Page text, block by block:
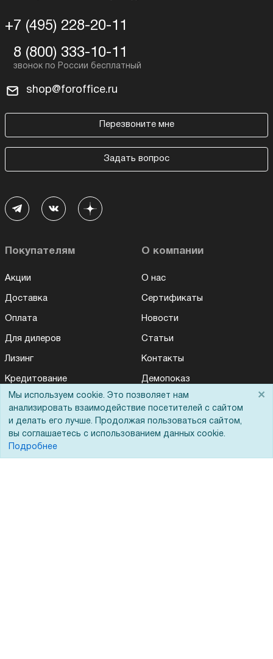
+7 (495) 228-20-11
8 (800) 333-10-11
shop@foroffice.ru
Перезвоните мне
Задать вопрос
Покупателям
Акции
Доставка
Оплата
Для дилеров
Лизинг
Кредитование
Госучреждениям
Тендеры
ЭДО
О компании
О нас
Сертификаты
Новости
Статьи
Контакты
Демопоказ
Мы используем cookie. Это позволяет нам
анализировать взаимодействие посетителей с сайтом
и делать его лучше. Продолжая пользоваться сайтом,
вы соглашаетесь с использованием данных cookie.
Подробнее
×